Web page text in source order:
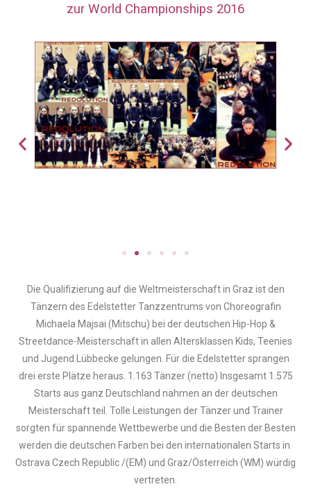
zur World Championships 2016
Die Qualifizierung auf die Weltmeisterschaft in Graz ist den
Tänzern des Edelstetter Tanzzentrums von Choreografin
Michaela Majsai (Mitschu) bei der deutschen Hip-Hop &
Streetdance-Meisterschaft in allen Altersklassen Kids, Teenies
und Jugend Lübbecke gelungen. Für die Edelstetter sprangen
drei erste Plätze heraus. 1.163 Tänzer (netto) Insgesamt 1.575
Starts aus ganz Deutschland nahmen an der deutschen
Meisterschaft teil. Tolle Leistungen der Tänzer und Trainer
sorgten für spannende Wettbewerbe und die Besten der Besten
werden die deutschen Farben bei den internationalen Starts in
Ostrava Czech Republic /(EM) und Graz/Österreich (WM) würdig
vertreten.